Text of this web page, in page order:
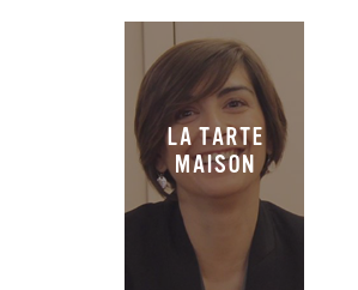
LA TARTE
MAISON